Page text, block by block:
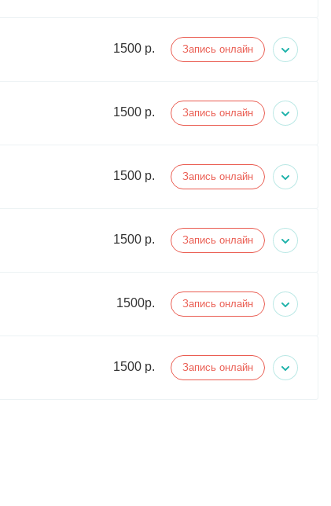
Запись онлайн
1500 р.
Запись онлайн
1500 р.
Запись онлайн
1500 р.
Запись онлайн
1500 р.
Запись онлайн
1500р.
Запись онлайн
1500 р.